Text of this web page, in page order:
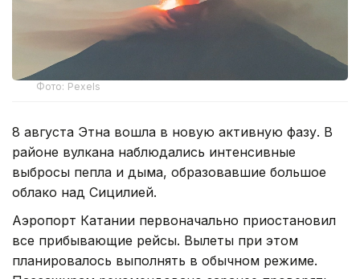
Фото: Pexels
8 августа Этна вошла в новую активную фазу. В
районе вулкана наблюдались интенсивные
выбросы пепла и дыма, образовавшие большое
облако над Сицилией.
Аэропорт Катании первоначально приостановил
все прибывающие рейсы. Вылеты при этом
планировалось выполнять в обычном режиме.